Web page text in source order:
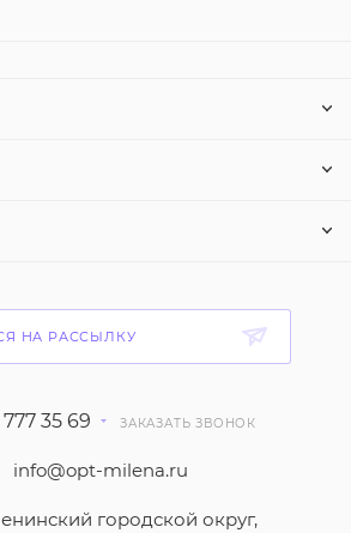
НА РАССЫЛКУ
35 69 ЗАКАЗАТЬ ЗВОНОК
info@opt-milena.ru
городской округ,